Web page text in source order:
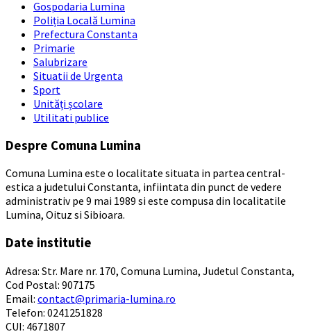
Gospodaria Lumina
Poliția Locală Lumina
Prefectura Constanta
Primarie
Salubrizare
Situatii de Urgenta
Sport
Unități școlare
Utilitati publice
Despre Comuna Lumina
Comuna Lumina este o localitate situata in partea central-
estica a judetului Constanta, infiintata din punct de vedere
administrativ pe 9 mai 1989 si este compusa din localitatile
Lumina, Oituz si Sibioara.
Date institutie
Adresa: Str. Mare nr. 170, Comuna Lumina, Judetul Constanta,
Cod Postal: 907175
Email: contact@primaria-lumina.ro
Telefon: 0241251828
CUI: 4671807